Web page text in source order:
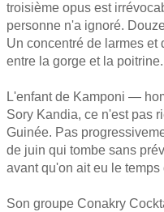
troisième opus est
personne n'a ignoré.
Un concentré de larmes
entre la gorge et la poitrine.
L'enfant de Kamponi —
Sory Kandia, ce n'est pas
Guinée. Pas
de juin qui tombe sans
avant qu'on ait eu le temps
Son groupe Conakry